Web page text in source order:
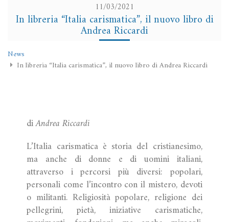
11/03/2021
In libreria “Italia carismatica”, il nuovo libro di
Andrea Riccardi
News
In libreria “Italia carismatica”, il nuovo libro di Andrea Riccardi
diAndrea Riccardi
L’Italia carismatica è storia del cristianesimo,
ma anche di donne e di uomini italiani,
attraverso i percorsi più diversi: popolari,
personali come l’incontro con il mistero, devoti
o militanti. Religiosità popolare, religione dei
pellegrini, pietà, iniziative carismatiche,